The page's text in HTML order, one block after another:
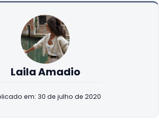
Laila Amadio
em: 30 de julho de 2020